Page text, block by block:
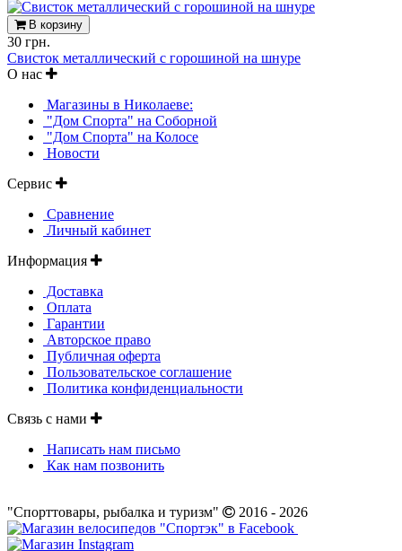
В корзину
30 грн.
Свисток металлический с горошиной на шнуре
О нас
Магазины в Николаеве:
"Дом Спорта" на Соборной
"Дом Спорта" на Колосе
Новости
Сервис
Сравнение
Личный кабинет
Информация
Доставка
Оплата
Гарантии
Авторское право
Публичная оферта
Пользовательское соглашение
Политика конфиденциальности
Связь с нами
Написать нам письмо
Как нам позвонить
"Спорттовары, рыбалка и туризм" 2016 - 2026